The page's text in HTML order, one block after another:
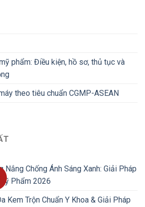
phẩm: Điều kiện, hồ sơ, thủ tục và
theo tiêu chuẩn CGMP-ASEAN
Nắng Chống Ánh Sáng Xanh: Giải Pháp
Phẩm 2026
Kem Trộn Chuẩn Y Khoa & Giải Pháp